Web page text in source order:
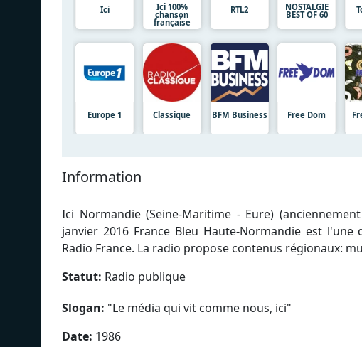
Ici Ici 100%
chanson
française
RTL2 NOSTALGIE
BEST OF 60
Europe 1 Classique BFM Business Free Dom
Information
Ici Normandie (Seine-Maritime - Eure)
janvier 2016 France Bleu Haute-Normandie est
Radio France. La radio propose contenus régionaux:
Statut: Radio publique
Slogan: "Le média qui vit comme nous, ici"
Date: 1986